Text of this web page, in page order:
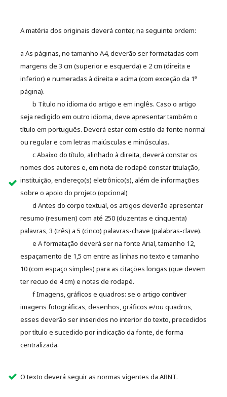
A matéria dos originais deverá conter, na seguinte ordem:
a As páginas, no tamanho A4, deverão ser formatadas com
margens de 3 cm (superior e esquerda) e 2 cm (direita e
inferior) e numeradas à direita e acima (com exceção da 1ª
página).
b Título no idioma do artigo e em inglês. Caso o artigo
seja redigido em outro idioma, deve apresentar também o
título em português. Deverá estar com estilo da fonte normal
ou regular e com letras maiúsculas e minúsculas.
c Abaixo do título, alinhado à direita, deverá constar os
nomes dos autores e, em nota de rodapé constar titulação,
instituição, endereço(s) eletrônico(s), além de informações
sobre o apoio do projeto (opcional)
d Antes do corpo textual, os artigos deverão apresentar
resumo (resumen) com até 250 (duzentas e cinquenta)
palavras, 3 (três) a 5 (cinco) palavras-chave (palabras-clave).
e A formatação deverá ser na fonte Arial, tamanho 12,
espaçamento de 1,5 cm entre as linhas no texto e tamanho
10 (com espaço simples) para as citações longas (que devem
ter recuo de 4 cm) e notas de rodapé.
f Imagens, gráficos e quadros: se o artigo contiver
imagens fotográficas, desenhos, gráficos e/ou quadros,
esses deverão ser inseridos no interior do texto, precedidos
por título e sucedido por indicação da fonte, de forma
centralizada.
O texto deverá seguir as normas vigentes da ABNT.